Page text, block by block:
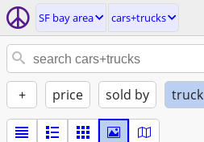
SF bay area cars+trucks
+ price sold by truck